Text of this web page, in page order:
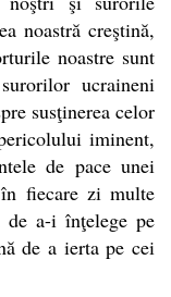
noastră creştină,
noastre sunt
ucraineni
susţinerea celor
iminent,
de pace unei
fiecare zi multe
a-i înţelege pe
de a ierta pe cei